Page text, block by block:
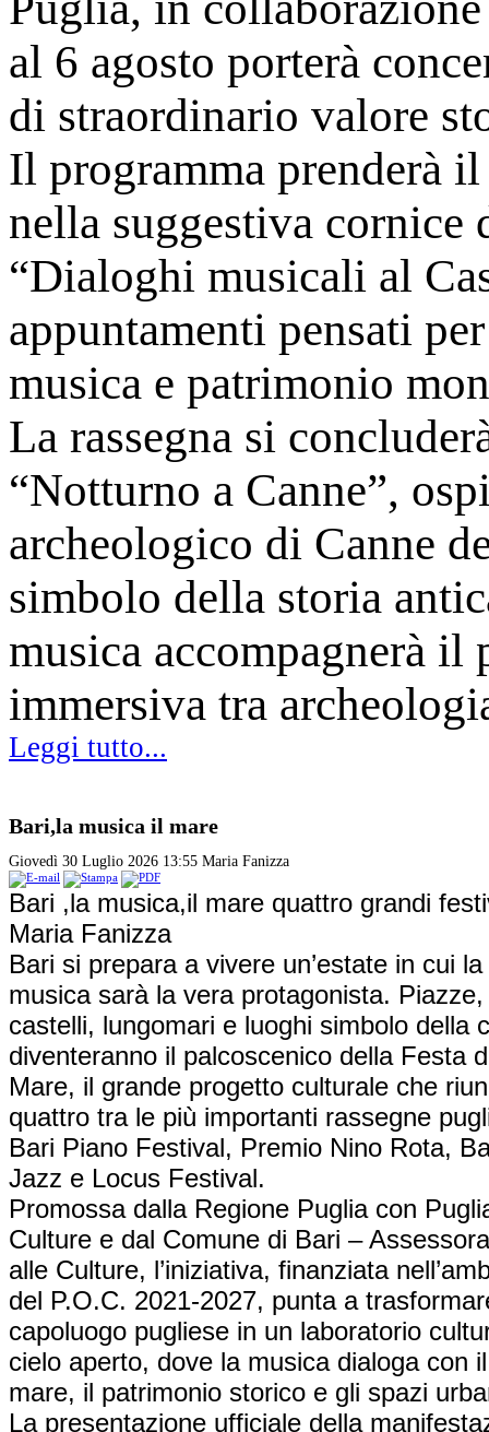
al 6 agosto porterà
di straordinario valore
Il programma prenderà
nella suggestiva
“Dialoghi musicali al
appuntamenti pensati
musica e patrimonio
La rassegna si
“Notturno a Canne”,
archeologico di Canne
simbolo della storia
musica accompagnerà il
immersiva tra
Leggi tutto...
Bari,la musica il mare
Giovedì 30 Luglio 2026 13:55 Maria Fanizza
Bari ,la musica,il mare quattro grandi
Maria Fanizza
Bari si prepara a vivere un’estate in cui la
musica sarà la vera protagonista. Piazze,
castelli, lungomari e luoghi simbolo della
diventeranno il palcoscenico della Festa
Mare, il grande progetto culturale che
quattro tra le più importanti rassegne
Bari Piano Festival, Premio Nino Rota,
Jazz e Locus Festival.
Promossa dalla Regione Puglia con
Culture e dal Comune di Bari –
alle Culture, l’iniziativa, finanziata
del P.O.C. 2021-2027, punta a
capoluogo pugliese in un laboratorio
cielo aperto, dove la musica dialoga con il
mare, il patrimonio storico e gli spazi
La presentazione ufficiale della